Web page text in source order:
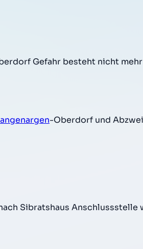
Gefahr besteht nicht mehr
-Oberdorf und
Sibratshaus Anschlussstelle